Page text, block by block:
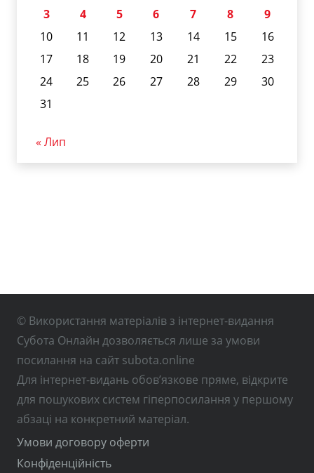
3
4 5 6 7 8
9
10
11 12 13 14 15
16
17
18 19 20 21 22
23
24
25 26 27 28 29
30
31
« Лип
© Використання матеріалів з інтернет-видання
Субота Онлайн дозволяється лише за умови
посилання на сайт subota.online
Для інтернет-видань обов’язкове пряме, відкрите
для пошукових систем гіперпосилання у першому
абзаці на конкретний матеріал.
Умови договору оферти
Конфіденційність